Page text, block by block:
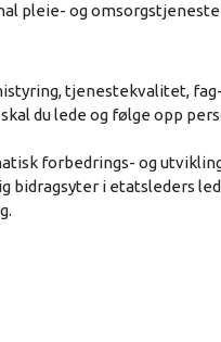
pleie- og
tjenestekvalitet,
du lede og følge opp
forbedrings- og
bidragsyter i etatsleders